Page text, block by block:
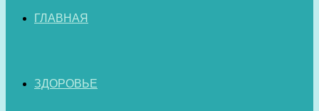
ГЛАВНАЯ
ЗДОРОВЬЕ